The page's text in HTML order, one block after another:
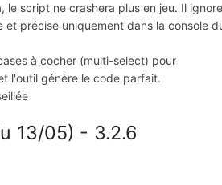
le script ne crashera plus en jeu. Il
précise uniquement dans la console
à cocher (multi-select) pour
l'outil génère le code parfait.
13/05) - 3.2.6